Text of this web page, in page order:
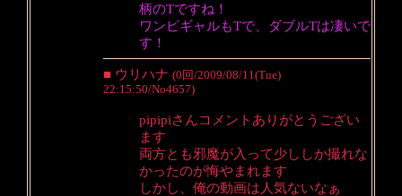
柄のTですね！
ワンピギャルもTで、ダブルTは凄いで
す！
■ ウリハナ (0回/2009/08/11(Tue)
22:15:50/No4657)
pipipiさんコメントありがとうござい
ます
両方とも邪魔が入って少ししか撮れな
かったのが悔やまれます
しかし、俺の動画は人気ないなぁ